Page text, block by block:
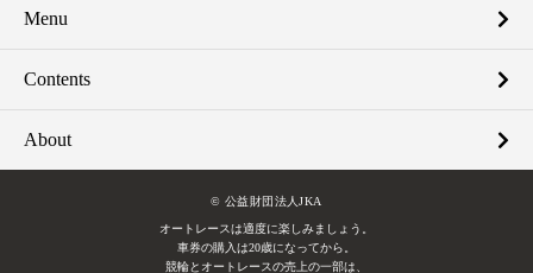
Menu
Contents
About
© 公益財団法人JKA
オートレースは適度に楽しみましょう。
車券の購入は20歳になってから。
競輪とオートレースの売上の一部は、